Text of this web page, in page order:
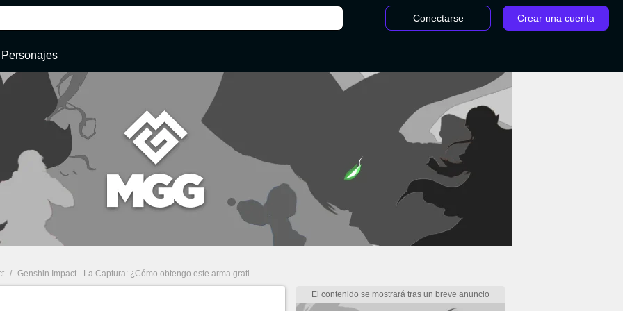
Conectarse Crear una cuenta
Personajes
/ Genshin Impact - La Captura: ¿Cómo obtengo este arma gratis de 4 estrellas?